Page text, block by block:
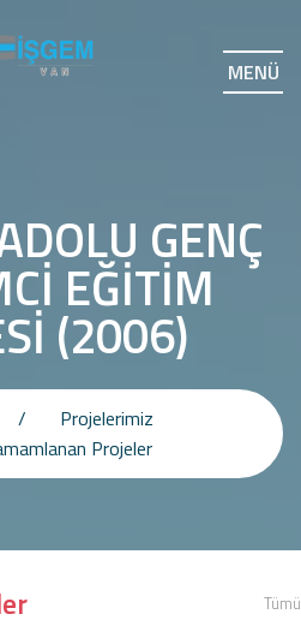
MENÜ
GENÇ
EĞİTİM
(2006)
Projelerimiz
Projeler
Tümü